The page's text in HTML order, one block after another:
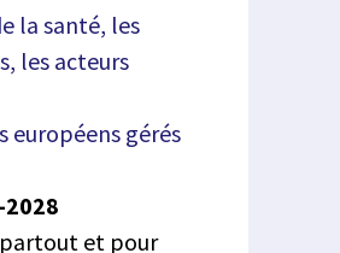
la santé, les
les acteurs
européens gérés
2028
partout et pour